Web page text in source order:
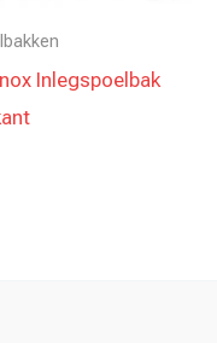
Inlegspoelbak